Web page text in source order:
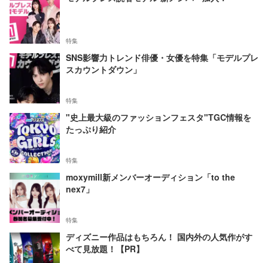
特集
SNS影響力トレンド俳優・女優を特集「モデルプレ
スカウントダウン」
特集
"史上最大級のファッションフェスタ"TGC情報を
たっぷり紹介
特集
moxymill新メンバーオーディション「to the
nex7」
特集
ディズニー作品はもちろん！ 国内外の人気作がす
べて見放題！【PR】